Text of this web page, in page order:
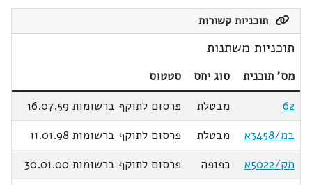
תוכניות קשורות
תוכניות משתנות
מס' תוכנית סוג יחס
סטטוס
62
מבטלת
פרסום לתוקף ברשומות 16.07.59
במ/3458א
מבטלת
פרסום לתוקף ברשומות 11.01.98
מק/5022א
כפופה
פרסום לתוקף ברשומות 30.01.00